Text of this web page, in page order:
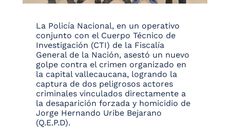
La Policía Nacional, en un operativo
conjunto con el Cuerpo Técnico de
Investigación (CTI) de la Fiscalía
General de la Nación, asestó un nuevo
golpe contra el crimen organizado en
la capital vallecaucana, logrando la
captura de dos peligrosos actores
criminales vinculados directamente a
la desaparición forzada y homicidio de
Jorge Hernando Uribe Bejarano
(Q.E.P.D).